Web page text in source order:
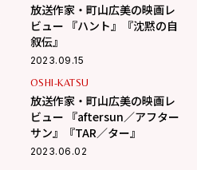
放送作家・町山広美の映画レ
ビュー 『ハント』『沈黙の自
叙伝』
2023.09.15
OSHI-KATSU
放送作家・町山広美の映画レ
ビュー 『aftersun／アフター
サン』『TAR／ター』
2023.06.02